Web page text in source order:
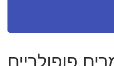
פופולריים